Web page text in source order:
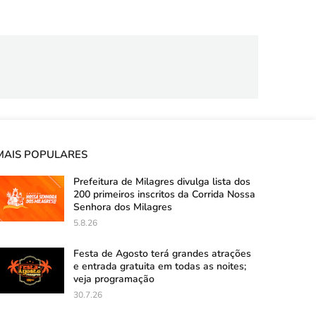
POPULARES
Prefeitura de Milagres divulga lista dos
200 primeiros inscritos da Corrida Nossa
Senhora dos Milagres
5.8.26
Festa de Agosto terá grandes atrações
e entrada gratuita em todas as noites;
veja programação
30.7.26